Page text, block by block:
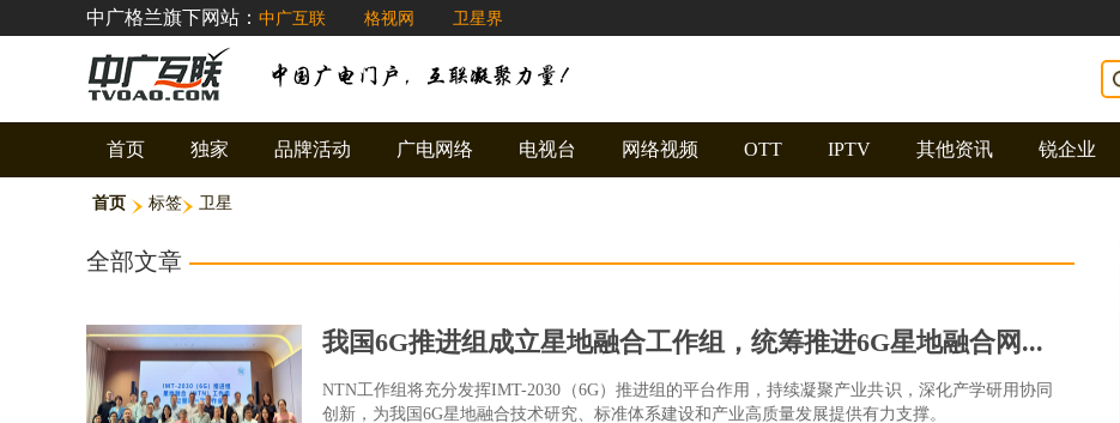
中广格兰旗下网站： 中广互联 格视网 卫星界
首页 独家 品牌活动 广电网络 电视台 网络视频 OTT IPTV 其他资讯 锐企业
首页 标签 卫星
全部文章
我国6G推进组成立星地融合工作组，统筹推进6G星地融合网...
NTN工作组将充分发挥IMT-2030（6G）推进组的平台作用，持续凝聚产业共识，深化产学研用协同
创新，为我国6G星地融合技术研究、标准体系建设和产业高质量发展提供有力支撑。